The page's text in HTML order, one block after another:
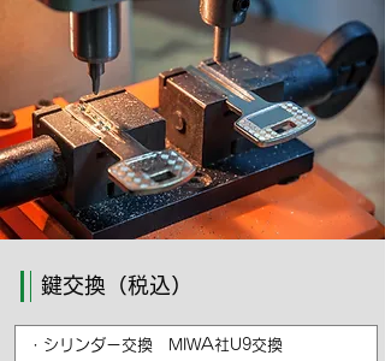
鍵交換（税込）
・シリンダー交換 MIWA社U9交換